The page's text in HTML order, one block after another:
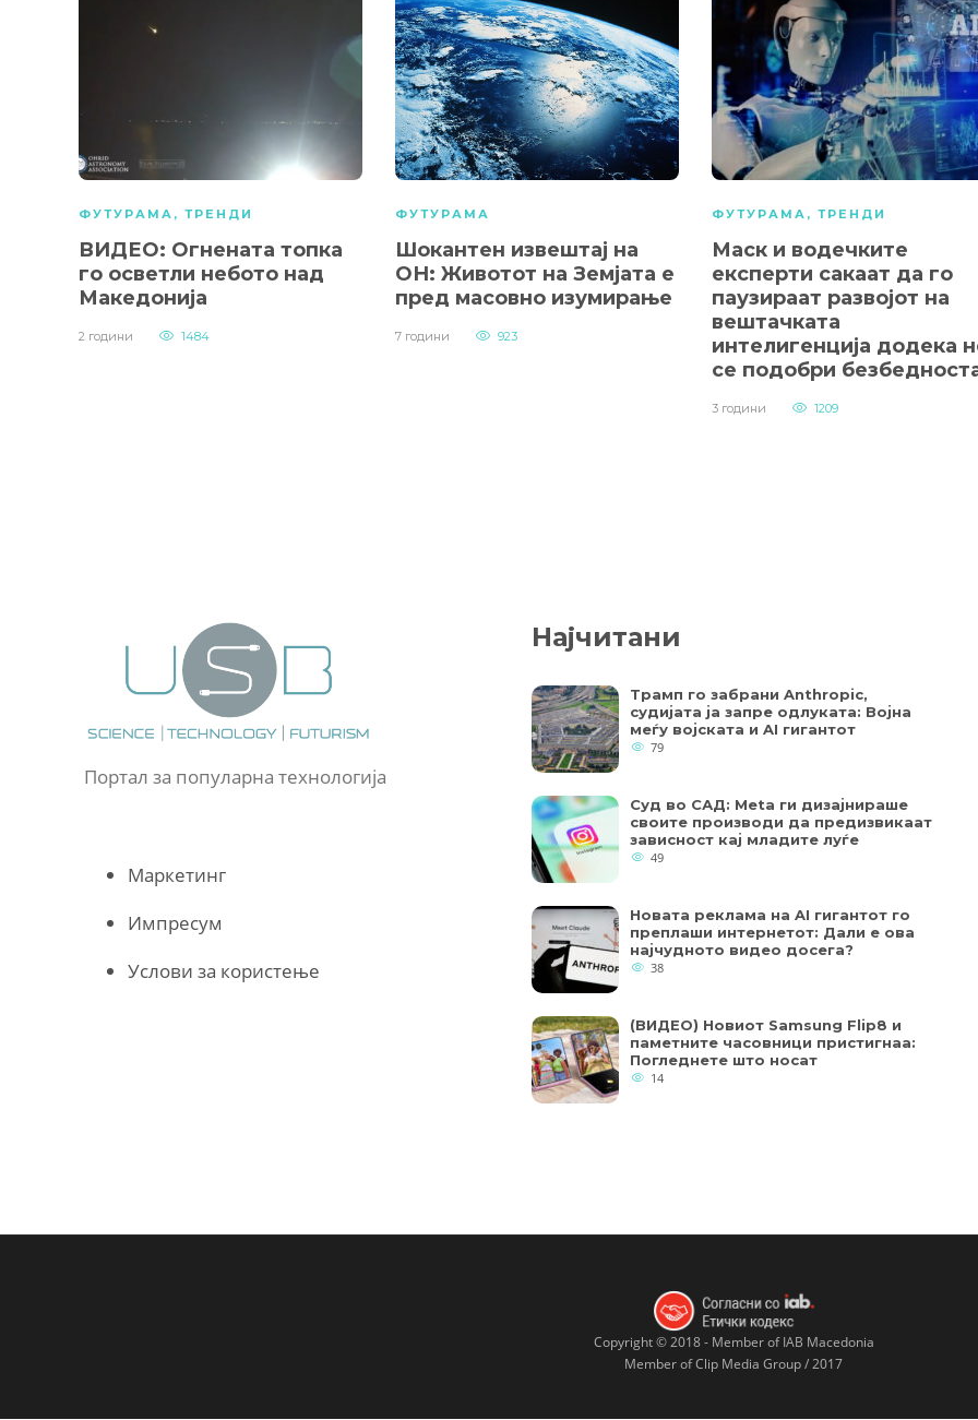
ФУТУРАМА , ТРЕНДИ
ВИДЕО: Огнената топка
го осветли небото над
Македонија
2 години 1484
ФУТУРАМА
Шокантен извештај на
ОН: Животот на Земјата е
пред масовно изумирање
7 години 923
ФУТУРАМА , ТРЕНДИ
Маск и водечките
експерти сакаат да го
паузираат развојот на
вештачката
интелигенција додека
се подобри
3 години 1209
Портал за популарна технологија
Маркетинг
Импресум
Услови за користење
Најчитани
Трамп го забрани Anthropic,
судијата ја запре одлуката: Војна
меѓу војската и AI гигантот
79
Суд во САД: Meta ги дизајнираше
своите производи да предизвикаат
зависност кај младите луѓе
49
Новата реклама на AI гигантот го
преплаши интернетот: Дали е ова
најчудното видео досега?
38
(ВИДЕО) Новиот Samsung Flip8 и
паметните часовници пристигнаа:
Погледнете што носат
14
Copyright © 2018 - Member of IAB Macedonia
Member of Clip Media Group / 2017